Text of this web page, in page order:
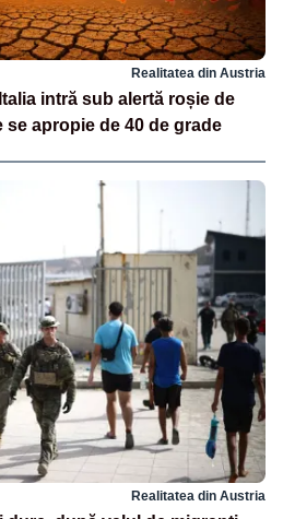
Realitatea din Austria
intră sub alertă roșie de
apropie de 40 de grade
Realitatea din Austria